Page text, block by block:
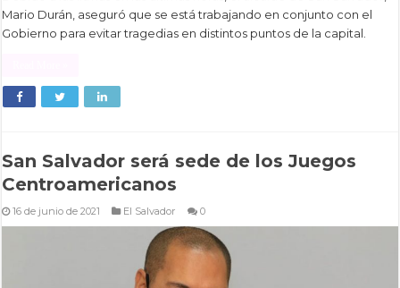
Mario Durán, aseguró que se está trabajando en conjunto con el
Gobierno para evitar tragedias en distintos puntos de la capital.
San Salvador será sede de los Juegos
Centroamericanos
16 de junio de 2021 El Salvador 0